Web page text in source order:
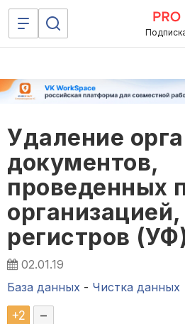
Удаление
документов,
проведенных
организацией,
регистров
02.01.19
База данных - Чистка данных
+2 –